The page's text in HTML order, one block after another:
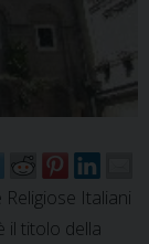
Italiani
il titolo della